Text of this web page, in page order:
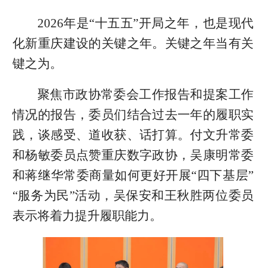
2026年是“十五五”开局之年，也是现代
化新重庆建设的关键之年。关键之年当有关
键之为。
聚焦市政协常委会工作报告和提案工作
情况的报告，委员们结合过去一年的履职实
践，谈感受、道收获、话打算。付文升常委
和杨敏委员点赞重庆数字政协，吴康明常委
和蒋继华常委商量如何更好开展“四下基层”
“服务为民”活动，吴保安和王秋胜两位委员
表示将着力提升履职能力。